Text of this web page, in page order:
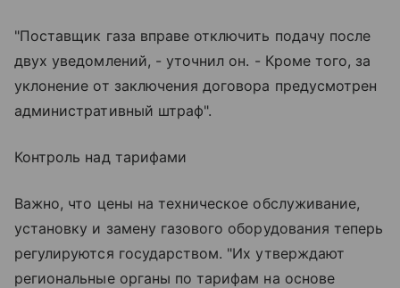
"Поставщик газа вправе отключить подачу после
двух уведомлений, - уточнил он. - Кроме того, за
уклонение от заключения договора предусмотрен
административный штраф".
Контроль над тарифами
Важно, что цены на техническое обслуживание,
установку и замену газового оборудования теперь
регулируются государством. "Их утверждают
региональные органы по тарифам на основе